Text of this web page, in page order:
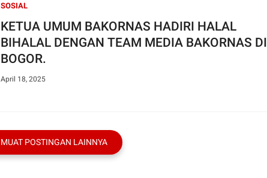
SOSIAL
KETUA UMUM BAKORNAS HADIRI HALAL
BIHALAL DENGAN TEAM MEDIA BAKORNAS DI
BOGOR.
April 18, 2025
MUAT POSTINGAN LAINNYA